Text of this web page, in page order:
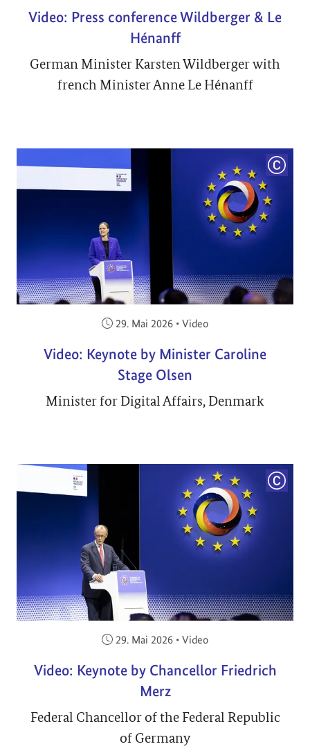
Video: Press conference Wildberger & Le
Hénanff
German Minister Karsten Wildberger with
french Minister Anne Le Hénanff
Veröffentlicht am:
29. Mai 2026 • Video
Video: Keynote by Minister Caroline
Stage Olsen
Minister for Digital Affairs, Denmark
Veröffentlicht am:
29. Mai 2026 • Video
Video: Keynote by Chancellor Friedrich
Merz
Federal Chancellor of the Federal Republic
of Germany